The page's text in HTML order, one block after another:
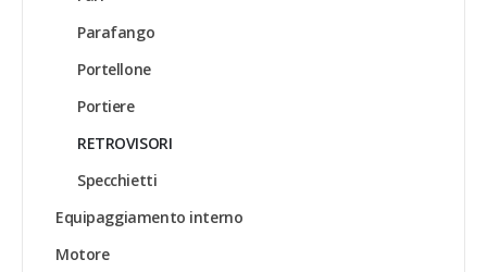
Parafango
Portellone
Portiere
RETROVISORI
Specchietti
Equipaggiamento interno
Motore